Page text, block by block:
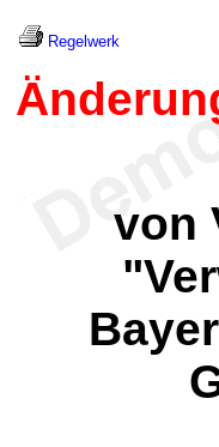
Regelwerk
von